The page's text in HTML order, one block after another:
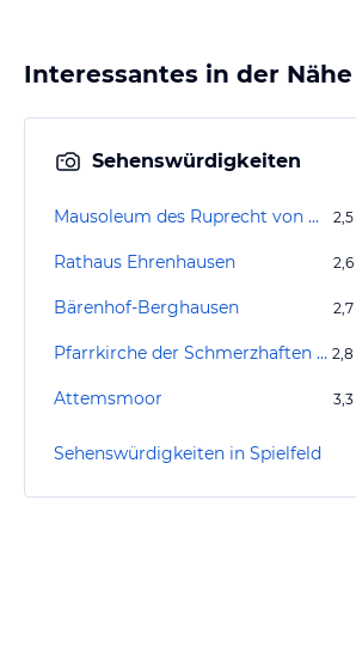
Interessantes in der Nähe
Sehenswürdigkeiten
Mausoleum des Ruprecht von Eggenberg 2,5
Rathaus Ehrenhausen 2,6
Bärenhof-Berghausen 2,7
Pfarrkirche der Schmerzhaften Muttergottes 2,8
Attemsmoor 3,3
Sehenswürdigkeiten in Spielfeld